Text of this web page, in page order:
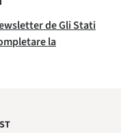
de Gli Stati
la